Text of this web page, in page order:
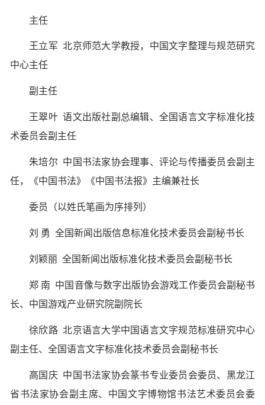
主任
王立军 北京师范大学教授，中国文字整理与规范研究
中心主任
副主任
王翠叶 语文出版社副总编辑、全国语言文字标准化技
术委员会副主任
朱培尔 中国书法家协会理事、评论与传播委员会副主
任，《中国书法》《中国书法报》主编兼社长
委员（以姓氏笔画为序排列）
刘 勇 全国新闻出版信息标准化技术委员会副秘书长
刘颖丽 全国新闻出版标准化技术委员会副秘书长
郑 南 中国音像与数字出版协会游戏工作委员会副秘书
长、中国游戏产业研究院副院长
徐欣路 北京语言大学中国语言文字规范标准研究中心
副主任、全国语言文字标准化技术委员会副秘书长
高国庆 中国书法家协会篆书专业委员会委员、黑龙江
省书法家协会副主席、中国文字博物馆书法艺术委员会委